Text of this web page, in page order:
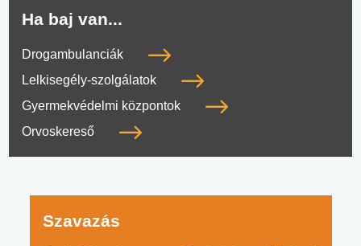
Ha baj van...
Drogambulanciák
Lelkisegély-szolgálatok
Gyermekvédelmi központok
Orvoskereső
Szavazás